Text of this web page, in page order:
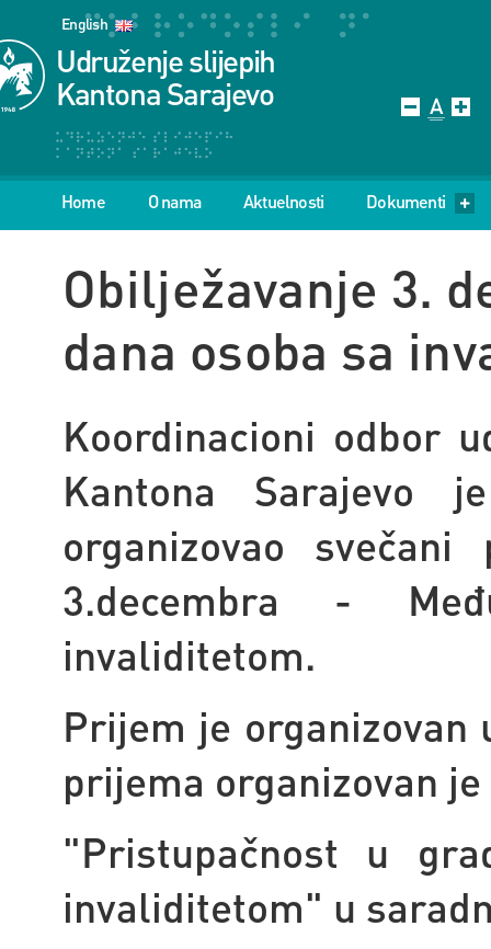
English
Udruženje slijepih
Kantona Sarajevo
Home O nama Aktuelnosti Dokumenti
Obilježavanje 3.
dana osoba sa
Koordinacioni odbor
Kantona Sarajevo
organizovao
3.decembra -
invaliditetom.
Prijem je organizovan
prijema organizovan
"Pristupačnost u
invaliditetom" u